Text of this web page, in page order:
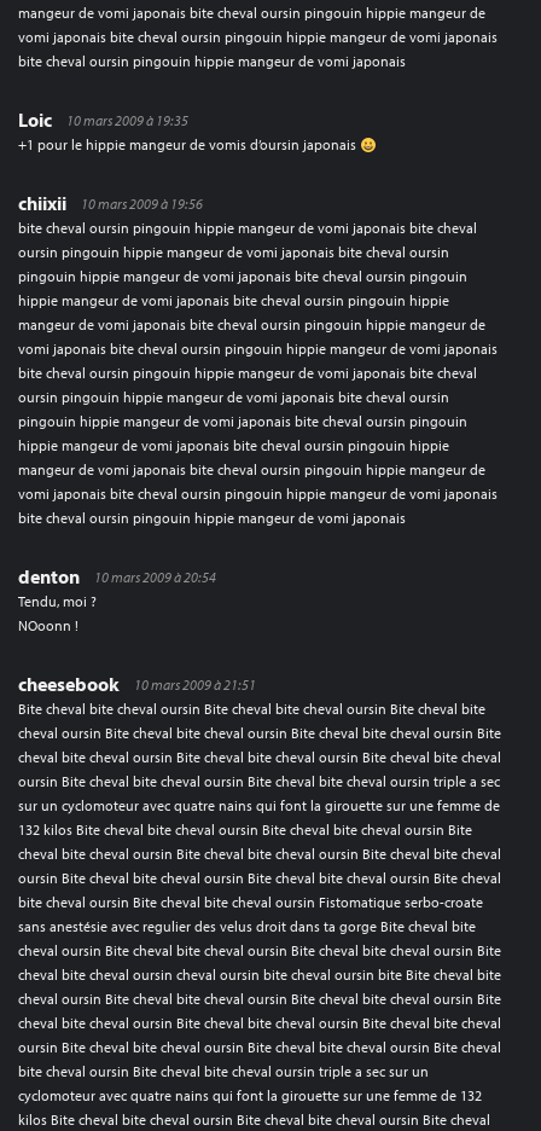
mangeur de vomi japonais bite cheval oursin pingouin hippie mangeur de
vomi japonais bite cheval oursin pingouin hippie mangeur de vomi japonais
bite cheval oursin pingouin hippie mangeur de vomi japonais
Loic
10 mars 2009 à 19:35
+1 pour le hippie mangeur de vomis d’oursin japonais
chiixii
10 mars 2009 à 19:56
bite cheval oursin pingouin hippie mangeur de vomi japonais bite cheval
oursin pingouin hippie mangeur de vomi japonais bite cheval oursin
pingouin hippie mangeur de vomi japonais bite cheval oursin pingouin
hippie mangeur de vomi japonais bite cheval oursin pingouin hippie
mangeur de vomi japonais bite cheval oursin pingouin hippie mangeur de
vomi japonais bite cheval oursin pingouin hippie mangeur de vomi japonais
bite cheval oursin pingouin hippie mangeur de vomi japonais bite cheval
oursin pingouin hippie mangeur de vomi japonais bite cheval oursin
pingouin hippie mangeur de vomi japonais bite cheval oursin pingouin
hippie mangeur de vomi japonais bite cheval oursin pingouin hippie
mangeur de vomi japonais bite cheval oursin pingouin hippie mangeur de
vomi japonais bite cheval oursin pingouin hippie mangeur de vomi japonais
bite cheval oursin pingouin hippie mangeur de vomi japonais
denton
10 mars 2009 à 20:54
Tendu, moi ?
NOoonn !
cheesebook
10 mars 2009 à 21:51
Bite cheval bite cheval oursin Bite cheval bite cheval oursin Bite cheval bite
cheval oursin Bite cheval bite cheval oursin Bite cheval bite cheval oursin Bite
cheval bite cheval oursin Bite cheval bite cheval oursin Bite cheval bite cheval
oursin Bite cheval bite cheval oursin Bite cheval bite cheval oursin triple a sec
sur un cyclomoteur avec quatre nains qui font la girouette sur une femme de
132 kilos Bite cheval bite cheval oursin Bite cheval bite cheval oursin Bite
cheval bite cheval oursin Bite cheval bite cheval oursin Bite cheval bite cheval
oursin Bite cheval bite cheval oursin Bite cheval bite cheval oursin Bite cheval
bite cheval oursin Bite cheval bite cheval oursin Fistomatique serbo-croate
sans anestésie avec regulier des velus droit dans ta gorge Bite cheval bite
cheval oursin Bite cheval bite cheval oursin Bite cheval bite cheval oursin Bite
cheval bite cheval oursin cheval oursin bite cheval oursin bite Bite cheval bite
cheval oursin Bite cheval bite cheval oursin Bite cheval bite cheval oursin Bite
cheval bite cheval oursin Bite cheval bite cheval oursin Bite cheval bite cheval
oursin Bite cheval bite cheval oursin Bite cheval bite cheval oursin Bite cheval
bite cheval oursin Bite cheval bite cheval oursin triple a sec sur un
cyclomoteur avec quatre nains qui font la girouette sur une femme de 132
kilos Bite cheval bite cheval oursin Bite cheval bite cheval oursin Bite cheval